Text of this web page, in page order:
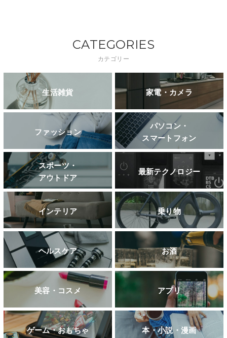
CATEGORIES
カテゴリー
生活雑貨 家電・カメラ
ファッション
パソコン・
スマートフォン
スポーツ・
アウトドア
最新テクノロジー
インテリア 乗り物
ヘルスケア お酒
美容・コスメ アプリ
ゲーム・おもちゃ 本・小説・漫画